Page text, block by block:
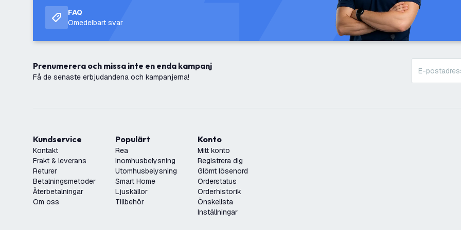
FAQ
Omedelbart svar
Prenumerera och missa inte en enda kampanj
Få de senaste erbjudandena och kampanjerna!
Kundservice
Kontakt
Frakt & leverans
Returer
Betalningsmetoder
Återbetalningar
Om oss
Populärt
Rea
Inomhusbelysning
Utomhusbelysning
Smart Home
Ljuskällor
Tillbehör
Konto
Mitt konto
Registrera dig
Glömt lösenord
Orderstatus
Orderhistorik
Önskelista
Inställningar